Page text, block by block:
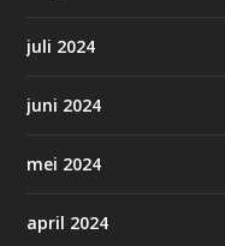
juli 2024
juni 2024
mei 2024
april 2024